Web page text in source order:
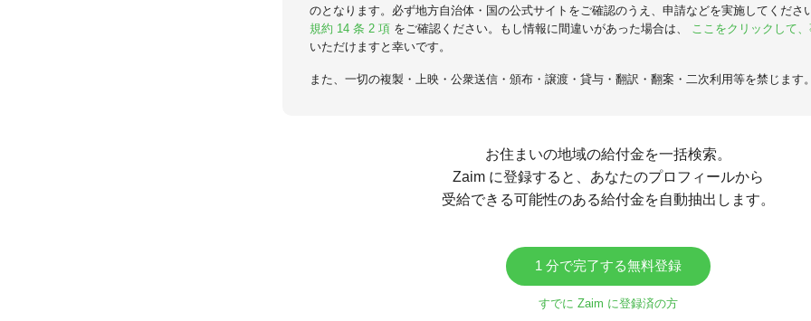
のとなります。必ず地方自治体・国の公式サイトをご確認のうえ、申請などを実施してくださ
規約 14 条 2 項 をご確認ください。もし情報に間違いがあった場合は、 ここをクリックして
いただけますと幸いです。
また、一切の複製・上映・公衆送信・頒布・譲渡・貸与・翻訳・翻案・二次利用等を禁じます。
お住まいの地域の給付金を一括検索。
Zaim に登録すると、あなたのプロフィールから
受給できる可能性のある給付金を自動抽出します。
1 分で完了する無料登録
すでに Zaim に登録済の方